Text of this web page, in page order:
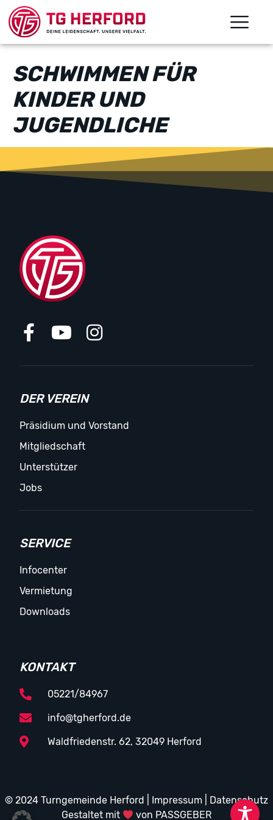
SCHWIMMEN FÜR
KINDER UND
JUGENDLICHE
DER VEREIN
Präsidium und Vorstand
Mitgliedschaft
Unterstützer
Jobs
SERVICE
Infocenter
Vermietung
Downloads
KONTAKT
05221/84967
info@tgherford.de
Waldfriedenstr. 62, 32049 Herford
© 2024 Turngemeinde Herford | Impressum
Datenschutz
Gestaltet mit
von PASSGEBER